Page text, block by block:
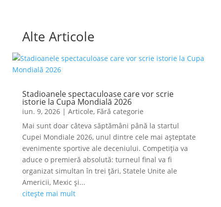
Alte Articole
Stadioanele spectaculoase care vor scrie
istorie la Cupa Mondială 2026
iun. 9, 2026| Articole, Fără categorie
Mai sunt doar câteva săptămâni până la startul
Cupei Mondiale 2026, unul dintre cele mai așteptate
evenimente sportive ale deceniului. Competiția va
aduce o premieră absolută: turneul final va fi
organizat simultan în trei țări, Statele Unite ale
Americii, Mexic și...
citește mai mult